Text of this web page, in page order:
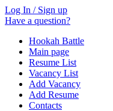
Log In / Sign up
Have a question?
Hookah Battle
Main page
Resume List
Vacancy List
Add Vacancy
Add Resume
Contacts